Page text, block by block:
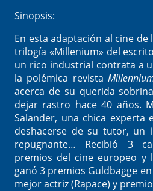
Sinopsis:
En esta adaptación al cine
trilogía «Millenium» del
un rico industrial contrata a
la polémica revista
acerca de su querida
dejar rastro hace 40 años.
Salander, una chica experta
deshacerse de su tutor, un
repugnante… Recibió 3
premios del cine europeo y
ganó 3 premios Guldbagge
mejor actriz (Rapace) y